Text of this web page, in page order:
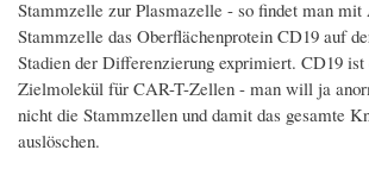
Stammzelle zur Plasmazelle - so findet man mit
Stammzelle das Oberflächenprotein CD19 auf
Stadien der Differenzierung exprimiert. CD19
Zielmolekül für CAR-T-Zellen - man will ja
nicht die Stammzellen und damit das gesamte
auslöschen.